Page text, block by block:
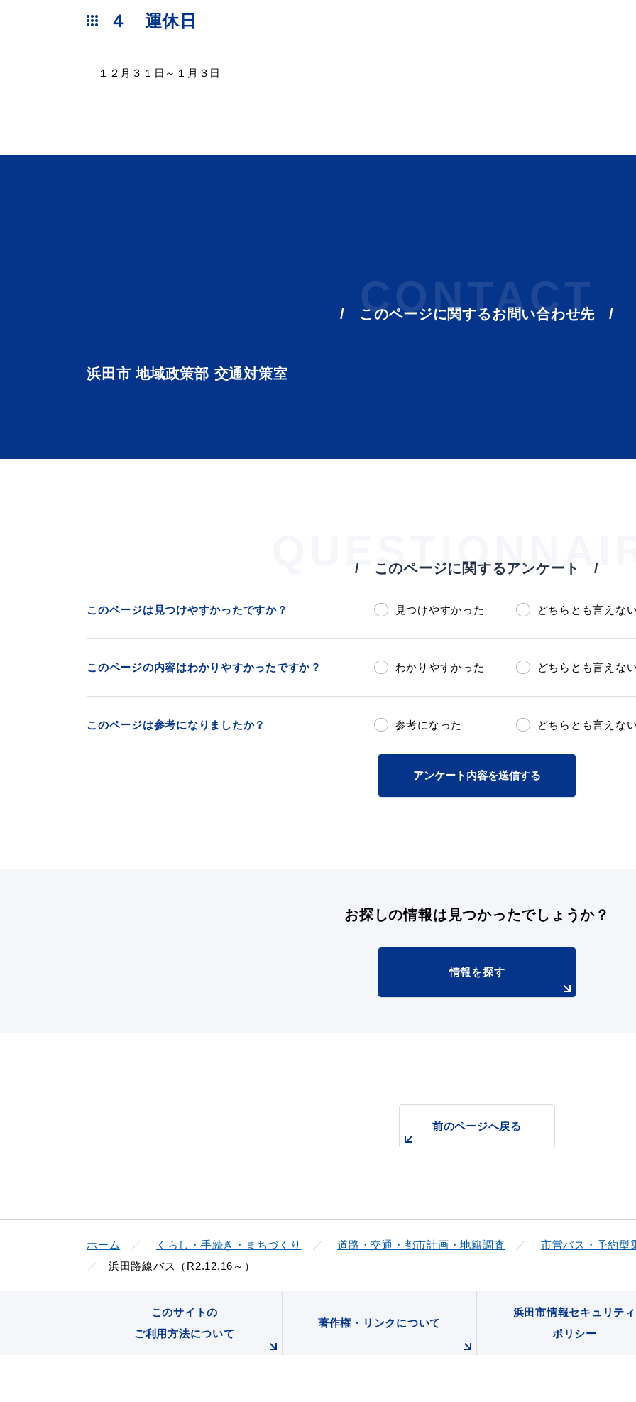
気象情報リンク集
浜田市観光協会ポータルサイト「はまナビ」
４ 運休日
１２月３１日～１月３日
CONTACT
このページに関するお問い合わせ先
浜田市 地域政策部 交通対策室
このページに関するアンケート
このページは見つけやすかったですか？ 見つけやすかった どちらとも言えない
このページの内容はわかりやすかったですか？ わかりやすかった どちらとも言えない
このページは参考になりましたか？ 参考になった どちらとも言えない
アンケート内容を送信する
お探しの情報は 見つかったでしょうか？
情報を探す
前のページへ戻る
ホーム くらし・手続き・まちづくり 道路・交通・都市計画・地籍調査
市営バス・予約型
浜田路線バス（R2.12.16～）
このサイトの
ご利用方法について
著作権・リンクについて
浜田市情報セキュリティ
ポリシー